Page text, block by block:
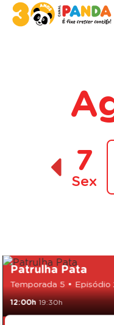
7
Sex
Patrulha Pata
Temporada 5 • Episódio
12:00h 19:30h